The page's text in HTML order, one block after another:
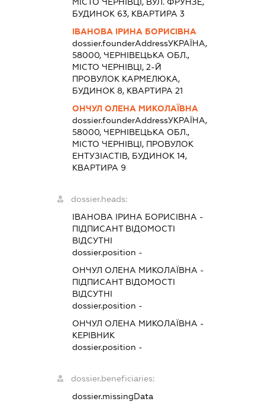
МІСТО ЧЕРНІВЦІ, ВУЛ. ФРУНЗЕ,
БУДИНОК 63, КВАРТИРА 3
ІВАНОВА ІРИНА БОРИСІВНА
dossier.founderAddressУКРАЇНА,
58000, ЧЕРНІВЕЦЬКА ОБЛ.,
МІСТО ЧЕРНІВЦІ, 2-Й
ПРОВУЛОК КАРМЕЛЮКА,
БУДИНОК 8, КВАРТИРА 21
ОНЧУЛ ОЛЕНА МИКОЛАЇВНА
dossier.founderAddressУКРАЇНА,
58000, ЧЕРНІВЕЦЬКА ОБЛ.,
МІСТО ЧЕРНІВЦІ, ПРОВУЛОК
ЕНТУЗІАСТІВ, БУДИНОК 14,
КВАРТИРА 9
dossier.heads:
ІВАНОВА ІРИНА БОРИСІВНА -
ПІДПИСАНТВІДОМОСТІ
ВІДСУТНІ
dossier.position -
ОНЧУЛ ОЛЕНА МИКОЛАЇВНА -
ПІДПИСАНТВІДОМОСТІ
ВІДСУТНІ
dossier.position -
ОНЧУЛ ОЛЕНА МИКОЛАЇВНА -
КЕРІВНИК
dossier.position -
dossier.beneficiaries:
dossier.missingData